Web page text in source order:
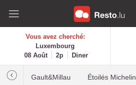
Vous avez cherché:
Luxembourg
08 Août
2p Diner
Gault&Millau Étoilés Michelin